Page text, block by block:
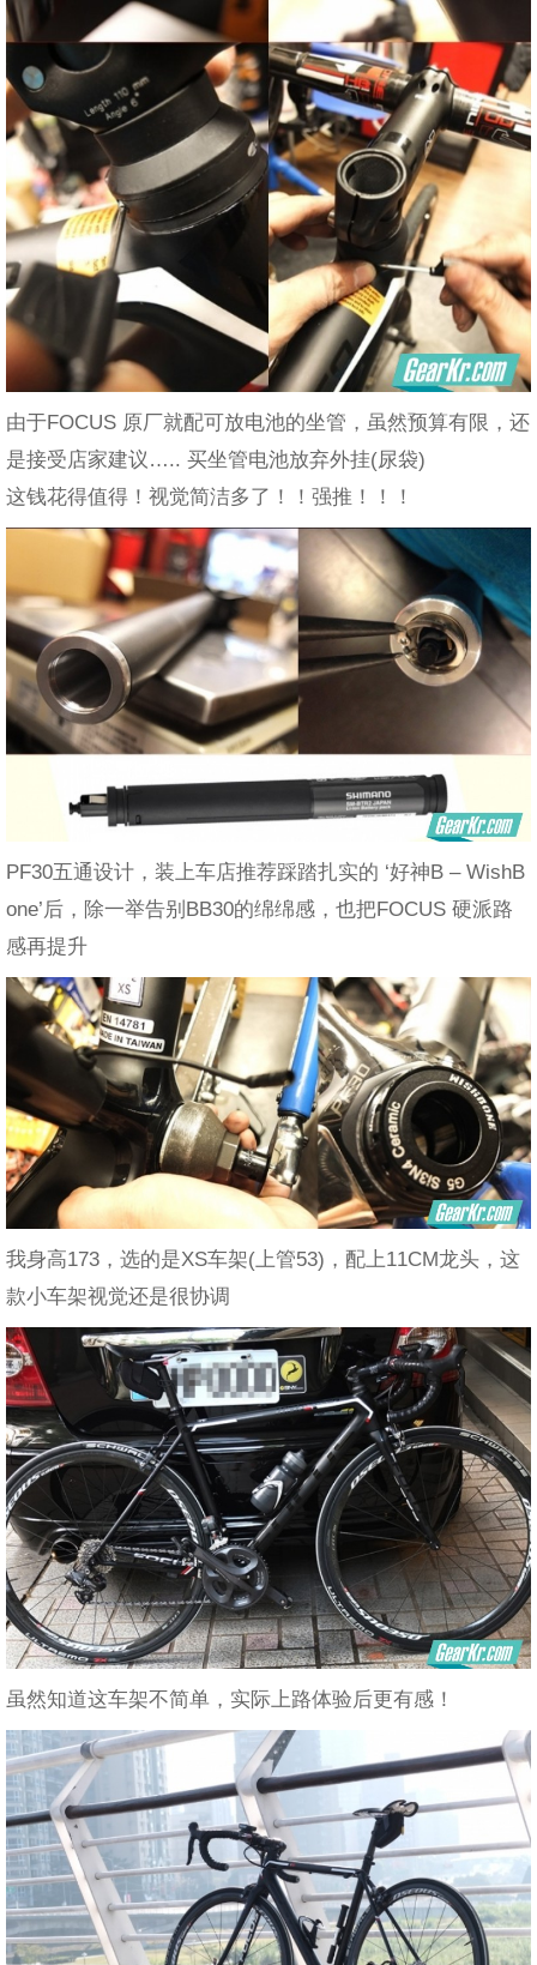
由于FOCUS 原厂就配可放电池的坐管，虽然预算有限，还
是接受店家建议….. 买坐管电池放弃外挂(尿袋)
这钱花得值得！视觉简洁多了！！强推！！！
PF30五通设计，装上车店推荐踩踏扎实的 ‘好神B – WishB
one’后，除一举告别BB30的绵绵感，也把FOCUS 硬派路
感再提升
我身高173，选的是XS车架(上管53)，配上11CM龙头，这
款小车架视觉还是很协调
虽然知道这车架不简单，实际上路体验后更有感！